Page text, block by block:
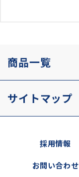
商品一覧
サイトマップ
採用情報
お問い合わせ